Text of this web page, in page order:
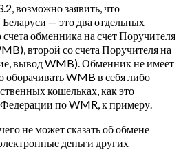
возможно заявить, что
— это два отдельных
обменника на счет Поручителя
второй со счета Поручителя на
вывод WMB). Обменник не имеет
WMB в себя либо
кошельках, как это
по WMR, к примеру.
не может сказать об обмене
деньги других